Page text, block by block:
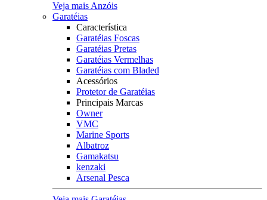
Veja mais Anzóis
Garatéias
Característica
Garatéias Foscas
Garatéias Pretas
Garatéias Vermelhas
Garatéias com Bladed
Acessórios
Protetor de Garatéias
Principais Marcas
Owner
VMC
Marine Sports
Albatroz
Gamakatsu
kenzaki
Arsenal Pesca